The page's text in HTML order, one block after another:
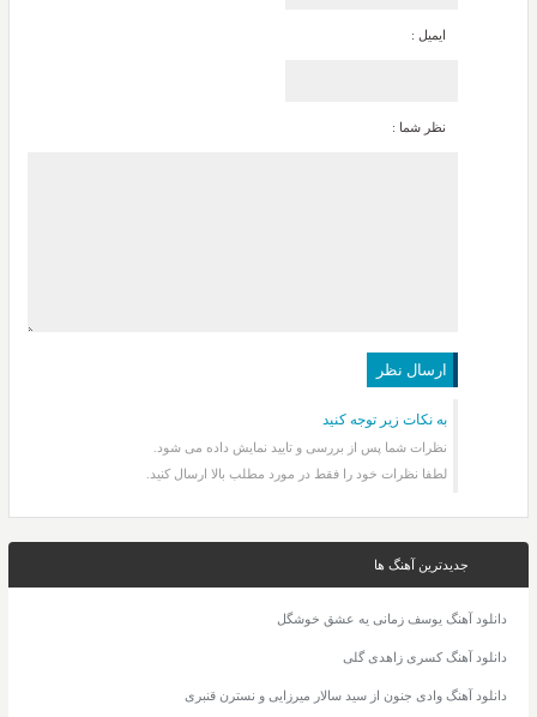
ایمیل :
نظر شما :
به نکات زیر توجه کنید
نظرات شما پس از بررسی و تایید نمایش داده می شود.
لطفا نظرات خود را فقط در مورد مطلب بالا ارسال کنید.
جدیدترین آهنگ ها
دانلود آهنگ یوسف زمانی یه عشق خوشگل
دانلود آهنگ کسری زاهدی گلی
دانلود آهنگ وادی جنون از سید سالار میرزایی و نسترن قنبری